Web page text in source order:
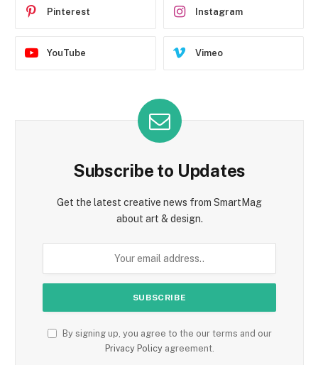
Pinterest Instagram
YouTube Vimeo
Subscribe to Updates
Get the latest creative news from SmartMag
about art & design.
By signing up, you agree to the our terms and our
Privacy Policyagreement.